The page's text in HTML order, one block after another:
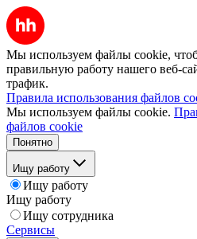
Мы используем файлы cookie,
правильную работу нашего веб-
трафик.
Правила использования файлов
Мы используем файлы cookie.
файлов cookie
Понятно
Ищу работу
Ищу работу
Ищу работу
Ищу сотрудника
Сервисы